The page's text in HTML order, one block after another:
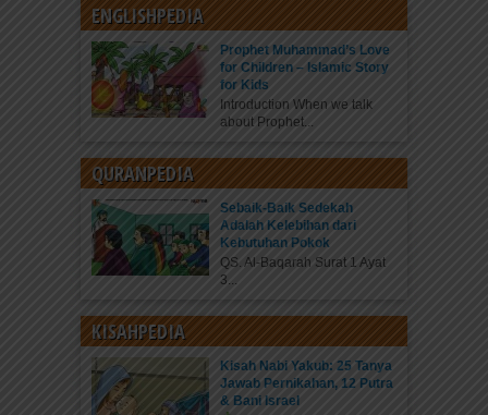
ENGLISHPEDIA
Prophet Muhammad’s Love
for Children – Islamic Story
for Kids
Introduction When we talk
about Prophet...
QURANPEDIA
Sebaik-Baik Sedekah
Adalah Kelebihan dari
Kebutuhan Pokok
QS. Al-Baqarah Surat 1 Ayat
3...
KISAHPEDIA
Kisah Nabi Yakub: 25 Tanya
Jawab Pernikahan, 12 Putra
& Bani Israel